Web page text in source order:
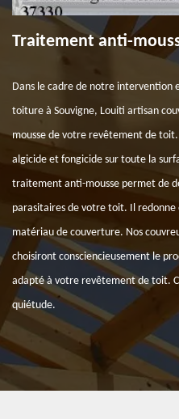
Traitement anti-
Dans le cadre de notre intervention
toiture à Souvigne, Louiti artisan
mousse de votre revêtement de toit.
algicide et fongicide sur toute la
traitement anti-mousse permet de
parasitaires de votre toit. Il
matériau de couverture. Nos
choisiront consciencieusement le
adapté à votre revêtement de toit.
quiétude.